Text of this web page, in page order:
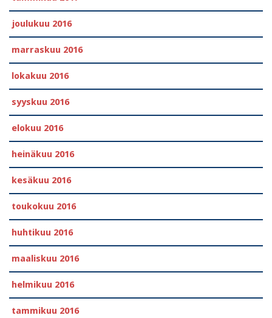
joulukuu 2016
marraskuu 2016
lokakuu 2016
syyskuu 2016
elokuu 2016
heinäkuu 2016
kesäkuu 2016
toukokuu 2016
huhtikuu 2016
maaliskuu 2016
helmikuu 2016
tammikuu 2016